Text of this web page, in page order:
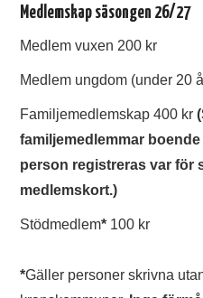
Medlemskap säsongen 26/27
Medlem vuxen 200 kr
Medlem ungdom (under
Familjemedlemskap 400 kr
familjemedlemmar
person registreras var för
medlemskort.)
Stödmedlem* 100 kr
*Gäller personer skrivna